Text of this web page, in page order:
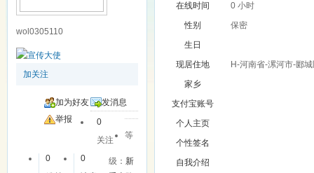
wol0305110
加关注
加为好友
发消息
举报
0
关注
0
0
等
级：新
在线时间
0 小时
性别
保密
生日
现居住地
H-河南省-漯河市-郾
家乡
支付宝账号
个人主页
个性签名
自我介绍